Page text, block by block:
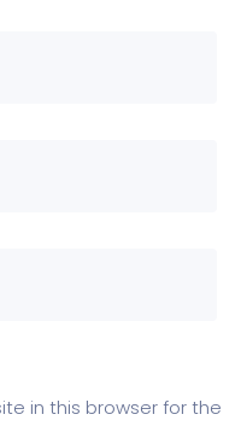
in this browser for the